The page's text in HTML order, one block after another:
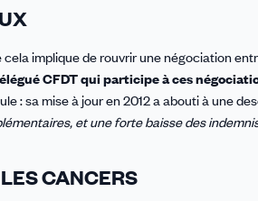
cela implique de rouvrir une négociation
CFDT qui participe à ces
: sa mise à jour en 2012 a abouti à une
et une forte baisse des
CANCERS